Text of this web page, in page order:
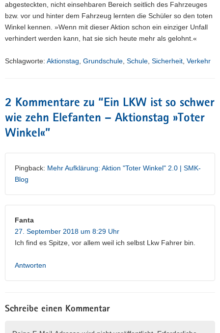
abgesteckten, nicht einsehbaren Bereich seitlich des Fahrzeuges
bzw. vor und hinter dem Fahrzeug lernten die Schüler so den toten
Winkel kennen. »Wenn mit dieser Aktion schon ein einziger Unfall
verhindert werden kann, hat sie sich heute mehr als gelohnt.«
Schlagworte: Aktionstag, Grundschule, Schule, Sicherheit, Verkehr
2 Kommentare zu “Ein LKW ist so schwer
wie zehn Elefanten – Aktionstag »Toter
Winkel«”
Pingback: Mehr Aufklärung: Aktion "Toter Winkel" 2.0 | SMK-
Blog
Fanta
27. September 2018 um 8:29 Uhr
Ich find es Spitze, vor allem weil ich selbst Lkw Fahrer bin.
Antworten
Schreibe einen Kommentar